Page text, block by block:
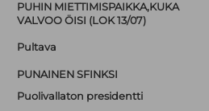
PUHIN MIETTIMISPAIKKA,KUKA
VALVOO ÖISI (LOK 13/07)
Pultava
PUNAINEN SFINKSI
Puolivallaton presidentti